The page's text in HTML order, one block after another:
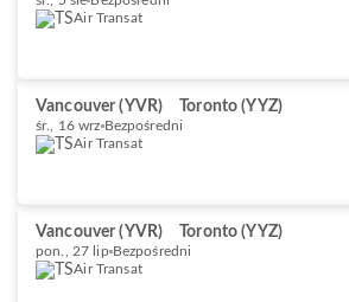
Air Transat
Vancouver (YVR) Toronto (YYZ)
śr., 16 wrz Bezpośredni
Air Transat
Vancouver (YVR) Toronto (YYZ)
pon., 27 lip Bezpośredni
Air Transat